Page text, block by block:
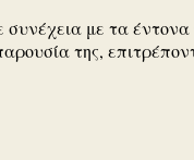
με τα
της,